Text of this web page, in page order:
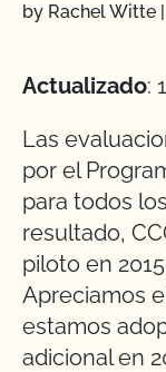
by Rachel Witte |
Actualizado:
Las
por el
para todos
resultado,
piloto en
Apreciamos
estamos
adicional en